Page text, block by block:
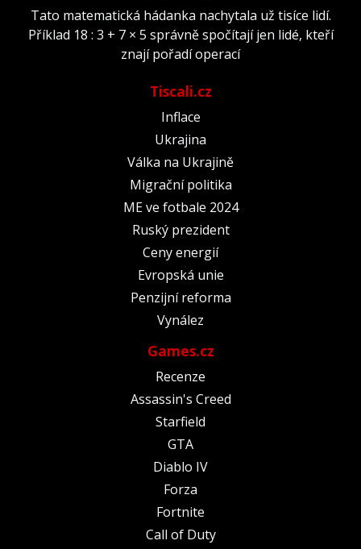
Tato matematická hádanka nachytala už tisíce lidí.
Příklad 18 : 3 + 7 × 5 správně spočítají jen lidé, kteří
znají pořadí operací
Tiscali.cz
Inflace
Ukrajina
Válka na Ukrajině
Migrační politika
ME ve fotbale 2024
Ruský prezident
Ceny energií
Evropská unie
Penzijní reforma
Vynález
Games.cz
Recenze
Assassin's Creed
Starfield
GTA
Diablo IV
Forza
Fortnite
Call of Duty